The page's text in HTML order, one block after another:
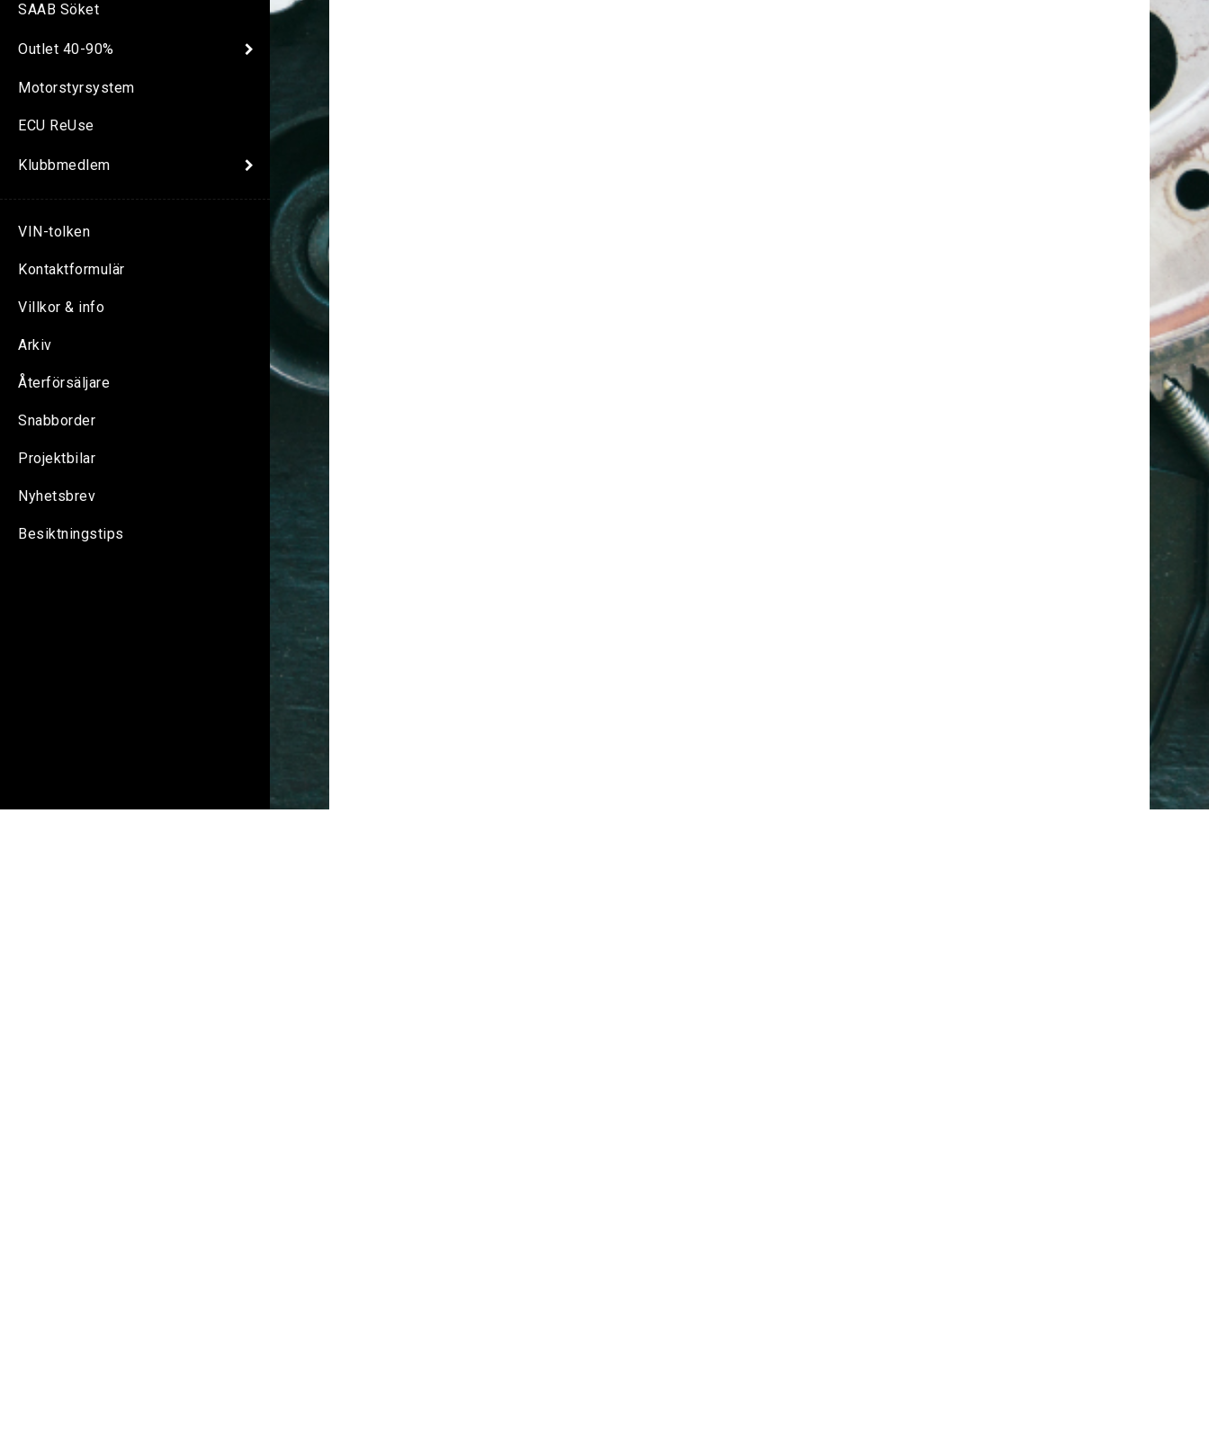
SAAB Söket
Outlet 40-90%
Motorstyrsystem
ECU ReUse
Klubbmedlem
VIN-tolken
Kontaktformulär
Villkor & info
Arkiv
Återförsäljare
Snabborder
Projektbilar
Nyhetsbrev
Besiktningstips